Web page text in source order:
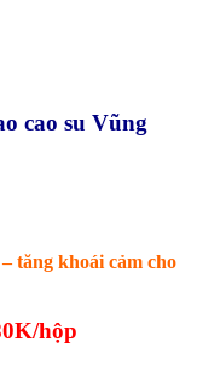
cao su Vũng
tăng khoái cảm cho
hộp